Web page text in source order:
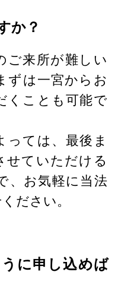
か？
ご来所が難しい
ずは一宮からお
くことも可能で
っては、最後ま
せていただける
、お気軽に当法
ださい。
に申し込めば